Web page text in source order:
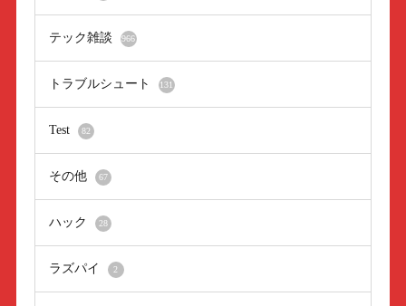
テック雑談 966
トラブルシュート 131
Test 82
その他 67
ハック 28
ラズパイ 2